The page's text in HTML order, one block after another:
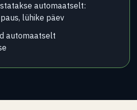
automaatselt:
lühike päev
automaatselt